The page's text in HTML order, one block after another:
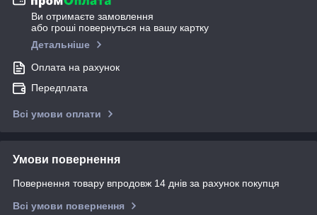
Ви отримаєте замовлення
або гроші повернуться на вашу картку
Детальніше
Оплата на рахунок
Передплата
Всі умови оплати
Умови повернення
Повернення товару впродовж 14 днів за рахунок покупця
Всі умови повернення